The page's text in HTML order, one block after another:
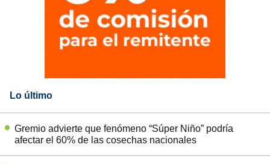
Lo último
Gremio advierte que fenómeno “Súper Niño” podría
afectar el 60% de las cosechas nacionales